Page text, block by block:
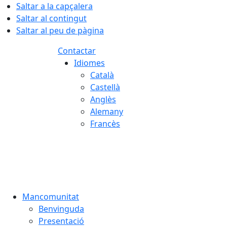
Saltar a la capçalera
Saltar al contingut
Saltar al peu de pàgina
Contactar
Idiomes
Català
Castellà
Anglès
Alemany
Francès
Mancomunitat
Benvinguda
Presentació